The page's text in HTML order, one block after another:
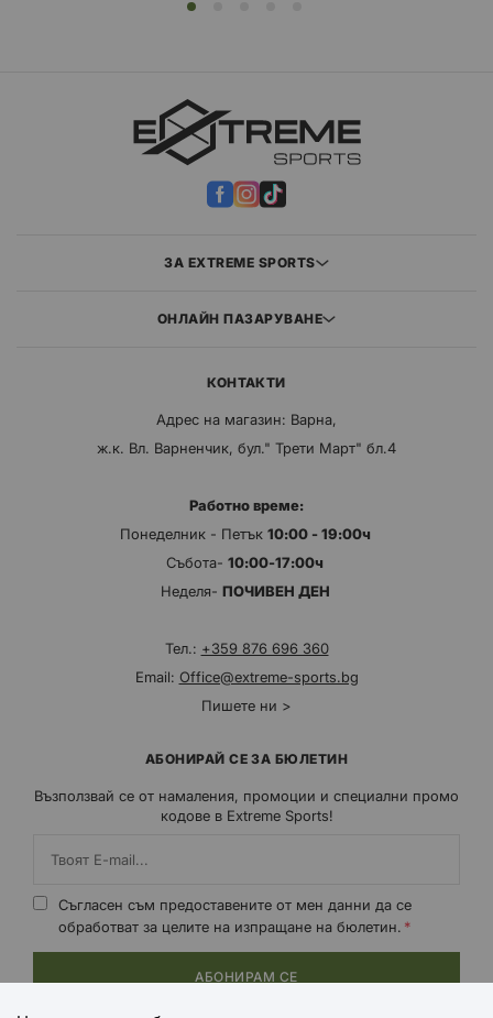
ЗА EXTREME SPORTS
ОНЛАЙН ПАЗАРУВАНЕ
КОНТАКТИ
Адрес на магазин: Варна,
ж.к. Вл. Варненчик, бул." Трети Март" бл.4
Работно време:
Понеделник - Петък 10:00 - 19:00ч
Събота- 10:00-17:00ч
Неделя- ПОЧИВЕН ДЕН
Тел.: +359 876 696 360
Email: Office@extreme-sports.bg
Пишете ни >
АБОНИРАЙ СЕ ЗА БЮЛЕТИН
Възползвай се от намаления, промоции и специални промо
кодове в Extreme Sports!
Съгласен съм предоставените от мен данни да се
обработват за целите на изпращане на бюлетин.
АБОНИРАМ СЕ